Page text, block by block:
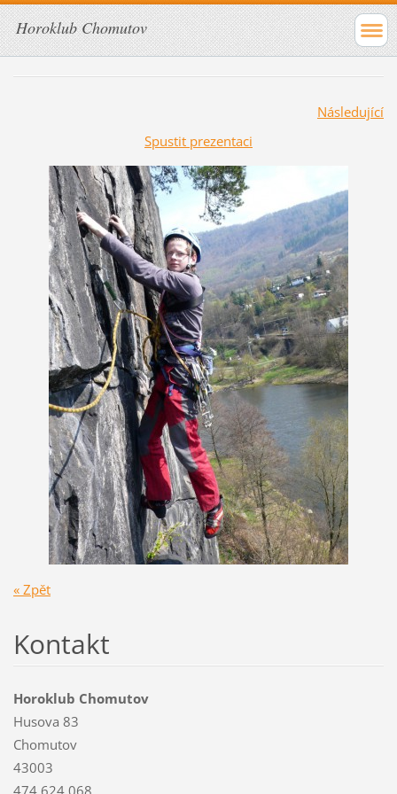
Horoklub Chomutov
Následující
Spustit prezentaci
« Zpět
Kontakt
Horoklub Chomutov
Husova 83
Chomutov
43003
474 624 068